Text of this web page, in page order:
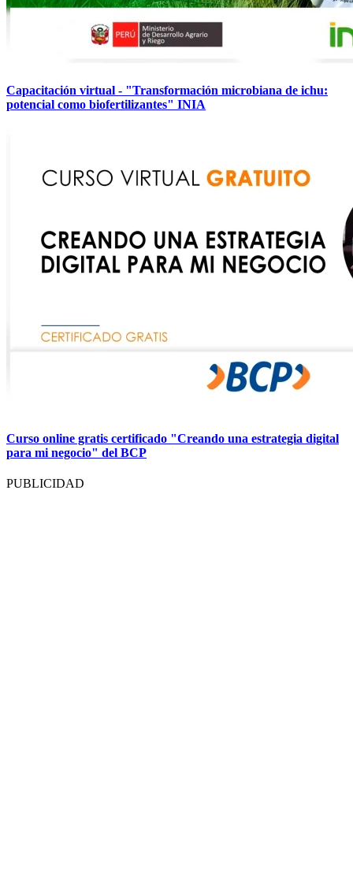
Capacitación virtual - "Transformación microbiana de ichu:
potencial como biofertilizantes" INIA
Curso online gratis certificado "Creando una estrategia digital
para mi negocio" del BCP
PUBLICIDAD